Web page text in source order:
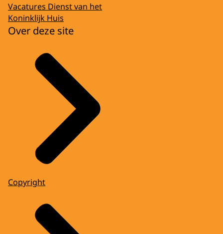
Vacatures Dienst van het
Koninklijk Huis
Over deze site
Copyright